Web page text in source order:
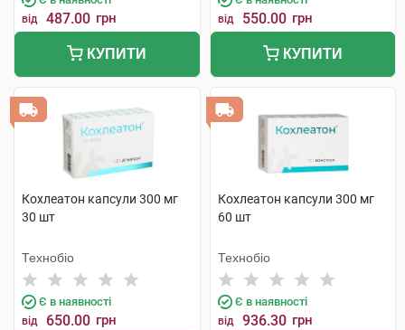
від 487.00 грн
КУПИТИ
від 550.00 грн
КУПИТИ
Кохлеатон капсули 300 мг
30 шт
Технобіо
Є в наявності
від 650.00 грн
Кохлеатон капсули 300 мг
60 шт
Технобіо
Є в наявності
від 936.30 грн